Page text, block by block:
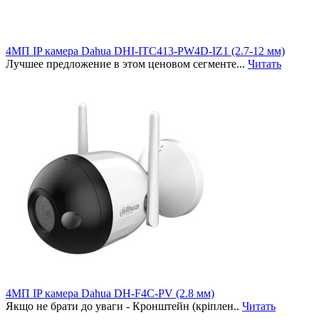
4МП IP камера Dahua DHI-ITC413-PW4D-IZ1 (2.7-12 мм)
Лучшее предложение в этом ценовом сегменте... Читать
4МП IP камера Dahua DH-F4C-PV (2.8 мм)
Якщо не брати до уваги - Кронштейн (кріплен.. Читать